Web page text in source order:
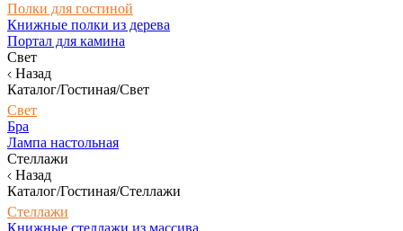
Полки для гостиной
Книжные полки из дерева
Портал для камина
Свет
Назад
Каталог/Гостиная/Свет
Свет
Бра
Лампа настольная
Стеллажи
Назад
Каталог/Гостиная/Стеллажи
Стеллажи
Книжные стеллажи из массива